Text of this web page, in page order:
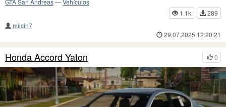
GTA San Andreas—Vehículos
1.1k
289
milcin7
29.07.2025 12:20:21
0
Honda Accord Yaton